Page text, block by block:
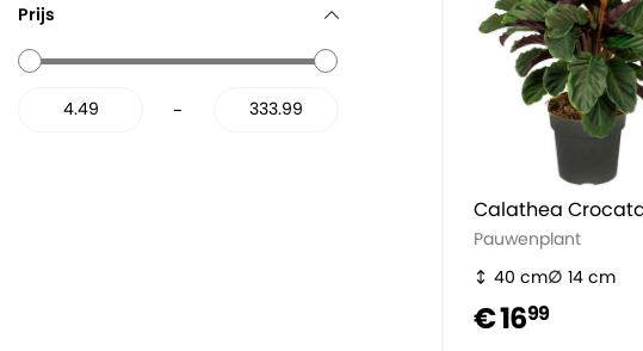
Calathea
Pauwenplant
40 cm
14 cm
€ 1699
Prijs
-